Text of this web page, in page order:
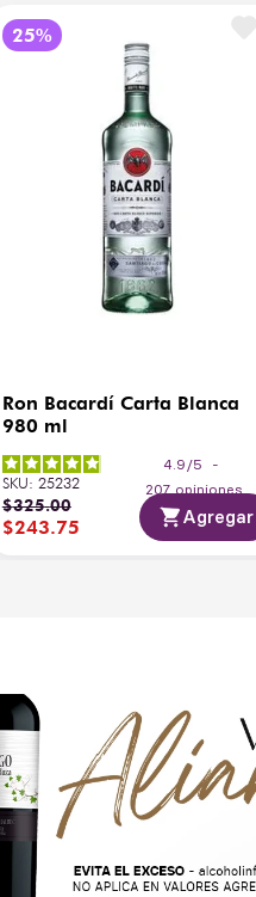
Ron Bacardí Carta Blanca
980 ml
4.9 /5
-
207 opiniones
SKU: 25232
$325.00
$243.75 Agregar